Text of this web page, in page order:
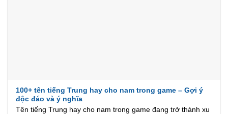
100+ tên tiếng Trung hay cho nam trong game – Gợi ý
độc đáo và ý nghĩa
Tên tiếng Trung hay cho nam trong game đang trở thành xu